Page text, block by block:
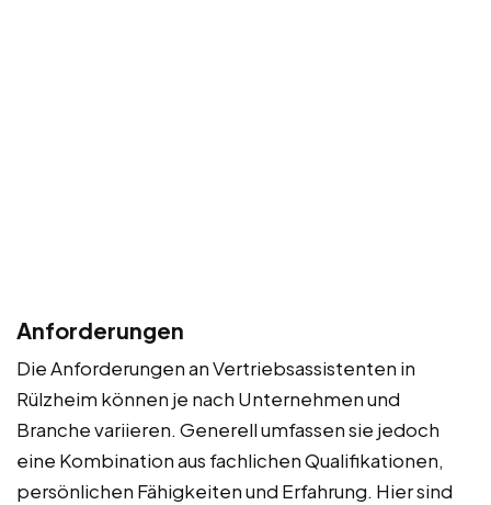
Anforderungen
Die Anforderungen an Vertriebsassistenten in
Rülzheim können je nach Unternehmen und
Branche variieren. Generell umfassen sie jedoch
eine Kombination aus fachlichen Qualifikationen,
persönlichen Fähigkeiten und Erfahrung. Hier sind